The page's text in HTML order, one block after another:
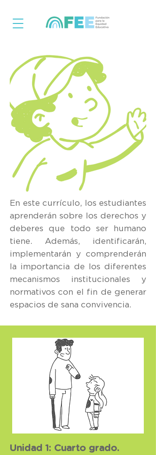
En este currículo, los estudiantes
aprenderán sobre los derechos y
deberes que todo ser humano
tiene. Además, identificarán,
implementarán y comprenderán
la importancia de los diferentes
mecanismos institucionales y
normativos con el fin de generar
espacios de sana convivencia.
Unidad 1: Cuarto grado.